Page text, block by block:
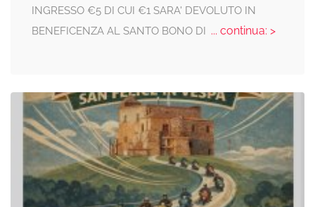
INGRESSO €5 DI CUI €1 SARA' DEVOLUTO IN
BENEFICENZA AL SANTO BONO DI ... continua: >